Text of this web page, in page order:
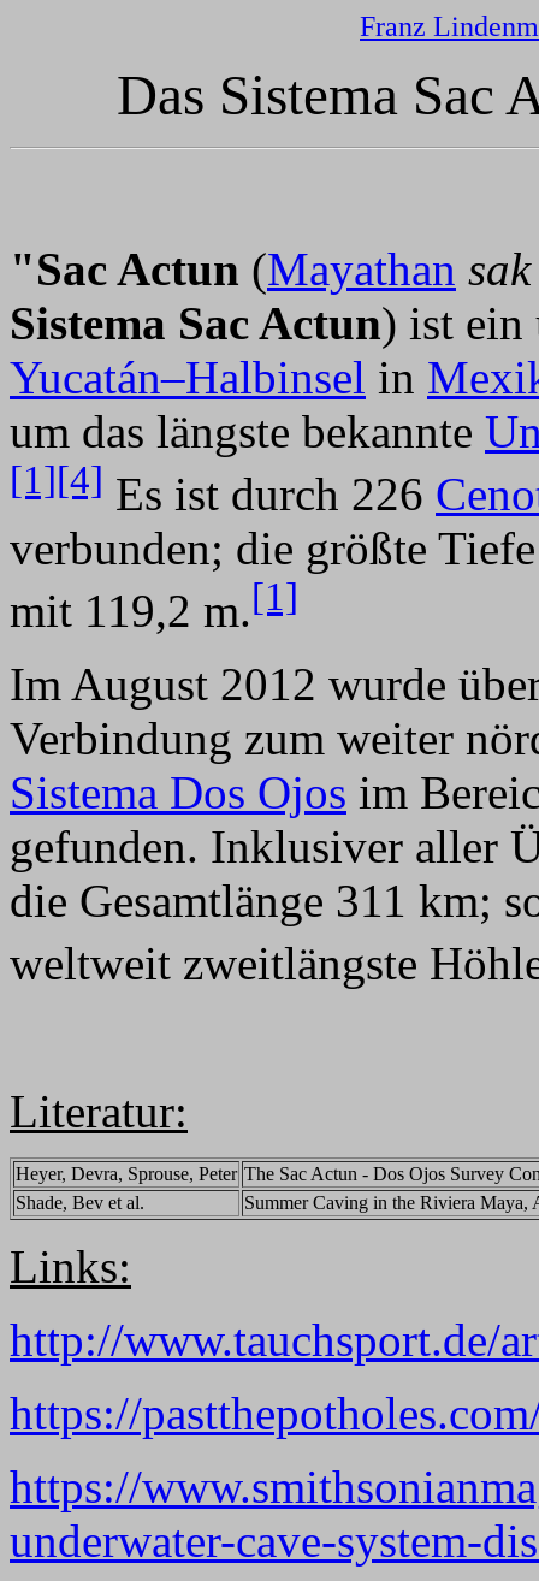
Franz
Das Sistema Sac
"Sac Actun (Mayathan
Sistema Sac Actun) ist ein
Yucatán–Halbinsel in
um das längste bekannte
[1][4] Es ist durch 226
verbunden; die größte
mit 119,2 m.[1]
Im August 2012 wurde
Verbindung zum weiter
Sistema Dos Ojos im
gefunden. Inklusiver aller
die Gesamtlänge 311 km;
weltweit zweitlängste
Literatur:
Heyer, Devra, Sprouse, Peter The Sac Actun - Dos Ojos Survey
Shade, Bev et al.
Summer Caving in the Riviera
Links:
http://www.tauchsport.de/
https://
https://
underwater-cave-system-